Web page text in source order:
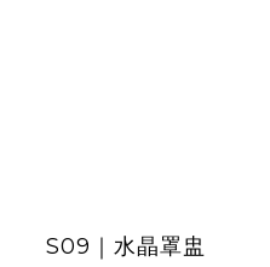
S09｜水晶罩盅